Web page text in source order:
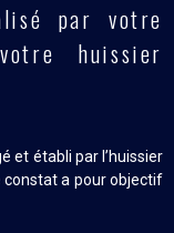
par votre
huissier
et établi par l’huissier
constat a pour objectif